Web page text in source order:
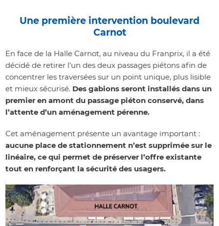
Une première intervention boulevard
Carnot
En face de la Halle Carnot, au niveau du Franprix, il a été
décidé de retirer l’un des deux passages piétons afin de
concentrer les traversées sur un point unique, plus lisible
et mieux sécurisé. Des gabions seront installés dans un
premier en amont du passage piéton conservé, dans
l’attente d’un aménagement pérenne.
Cet aménagement présente un avantage important :
aucune place de stationnement n’est supprimée sur le
linéaire, ce qui permet de préserver l’offre existante
tout en renforçant la sécurité des usagers.